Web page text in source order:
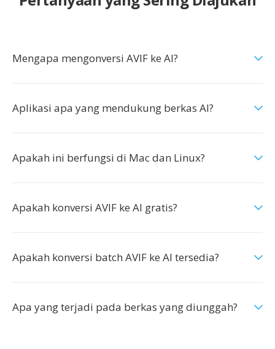
Mengapa mengonversi AVIF ke AI?
Aplikasi apa yang mendukung berkas AI?
Apakah ini berfungsi di Mac dan Linux?
Apakah konversi AVIF ke AI gratis?
Apakah konversi batch AVIF ke AI tersedia?
Apa yang terjadi pada berkas yang diunggah?